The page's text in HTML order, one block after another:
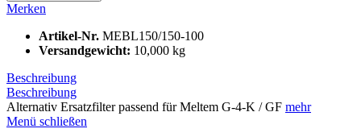
Merken
Artikel-Nr. MEBL150/150-100
Versandgewicht: 10,000 kg
Beschreibung
Beschreibung
Alternativ Ersatzfilter passend für Meltem G-4-K / GF mehr
Menü schließen